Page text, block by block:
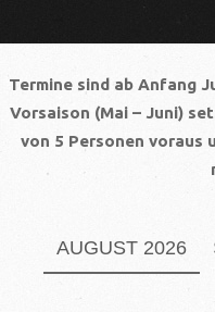
Termine sind ab Anfang
Vorsaison (Mai – Juni)
von 5 Personen voraus
AUGUST 2026